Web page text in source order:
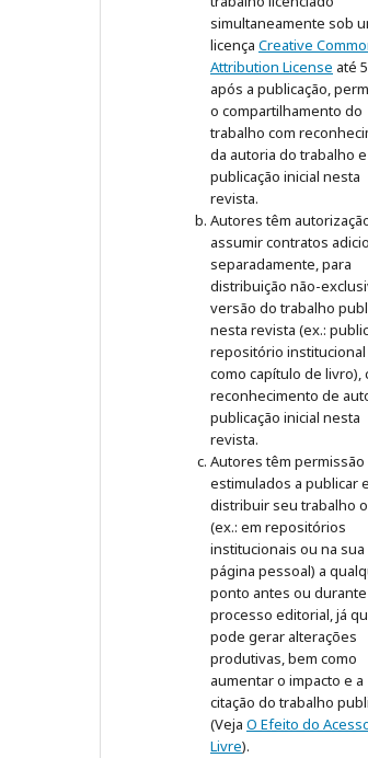
simultaneamente sob
licença Creative
Attribution License até
após a publicação,
o compartilhamento do
trabalho com
da autoria do trabalho e
publicação inicial nesta
revista.
Autores têm
assumir contratos
separadamente, para
distribuição não-
versão do trabalho
nesta revista (ex.:
repositório institucional
como capítulo de livro),
reconhecimento de
publicação inicial nesta
revista.
Autores têm permissão
estimulados a publicar e
distribuir seu trabalho
(ex.: em repositórios
institucionais ou na sua
página pessoal) a
ponto antes ou
processo editorial, já
pode gerar alterações
produtivas, bem como
aumentar o impacto e a
citação do trabalho
(Veja O Efeito do
Livre).